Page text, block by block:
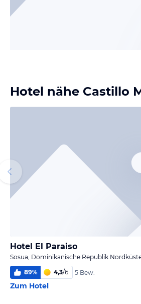
Hotel nähe Castillo
Hotel El Paraiso
Sosua, Dominikanische Republik
89% 4,3/6 5 Bew.
Zum Hotel